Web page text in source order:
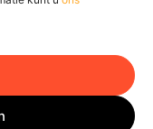
Ga Naar
Reserved.